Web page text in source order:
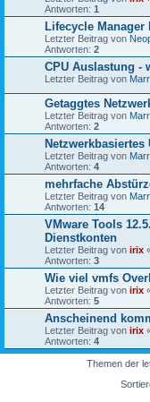
Antworten: 1
Lifecycle
Letzter Beitrag von
Antworten: 2
CPU Auslastung -
Letzter Beitrag von
Getaggtes
Letzter Beitrag von
Antworten: 2
Netzwerkbasiertes
Letzter Beitrag von
Antworten: 4
mehrfache
Letzter Beitrag von
Antworten: 14
VMware Tools
Dienstkonten
Letzter Beitrag von irix
Antworten: 3
Wie viel vmfs
Letzter Beitrag von irix
Antworten: 5
Anscheinend
Letzter Beitrag von irix
Antworten: 4
Themen der